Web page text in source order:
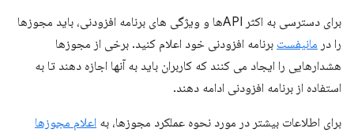
برای دسترسی به اکثر APIها و ویژگی های برنامه افزودنی، باید مجوزها
را در مانیفست برنامه افزودنی خود اعلام کنید. برخی از مجوزها
هشدارهایی را ایجاد می کنند که کاربران باید به آنها اجازه دهند تا به
استفاده از برنامه افزودنی ادامه دهند.
برای اطلاعات بیشتر در مورد نحوه عملکرد مجوزها، به اعلام مجوزها